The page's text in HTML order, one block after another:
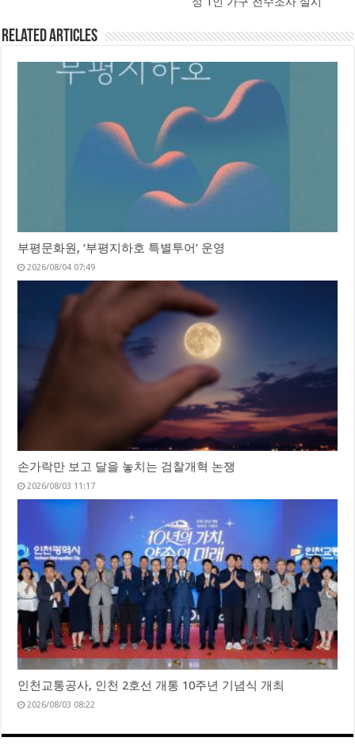
Related Articles
부평문화원, ‘부평지하호 특별투어’ 운영
2026/08/04 07:49
손가락만 보고 달을 놓치는 검찰개혁 논쟁
2026/08/03 11:17
인천교통공사, 인천 2호선 개통 10주년 기념식 개최
2026/08/03 08:22